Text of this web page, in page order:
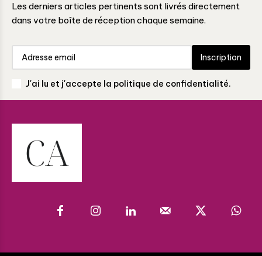
Les derniers articles pertinents sont livrés directement
dans votre boîte de réception chaque semaine.
Inscription
J'ai lu et j'accepte la politique de confidentialité.